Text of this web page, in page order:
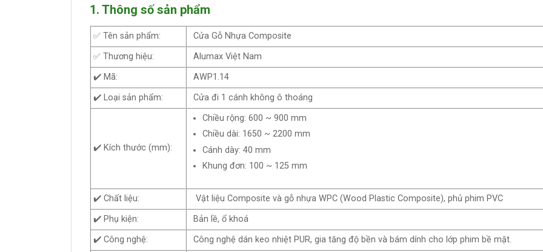
1. Thông số sản phẩm
✅ Tên sản phẩm:
Cửa Gỗ Nhựa Composite
✅ Thương hiệu:
Alumax Việt Nam
✔️ Mã:
AWP1.14
✔️ Loại sản phẩm:
Cửa đi 1 cánh không ô thoáng
✔️ Kích thước (mm):
Chiều rộng: 600 ~ 900 mm
Chiều dài: 1650 ~ 2200 mm
Cánh dày: 40 mm
Khung đơn: 100 ~ 125 mm
✔️ Chất liệu:
Vật liệu Composite và gỗ nhựa WPC (Wood Plastic Composite), phủ phim PVC
✔️ Phụ kiện:
Bản lề, ổ khoá
✔️ Công nghệ:
Công nghệ dán keo nhiệt PUR, gia tăng độ bền và bám dính cho lớp phim bề mặt.